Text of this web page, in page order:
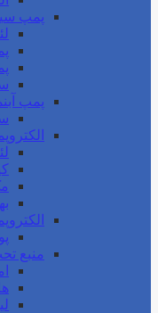
پمپ
پمپ
منبع